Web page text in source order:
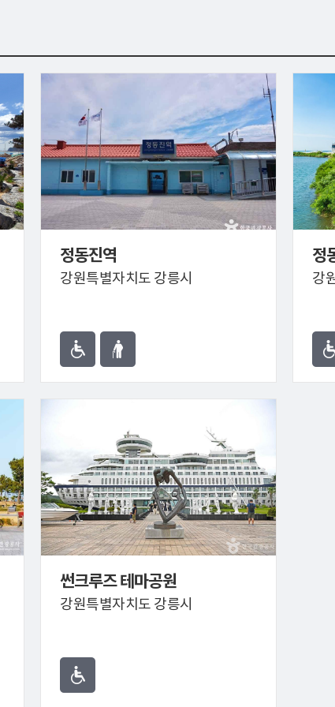
정동진역
강원특별자치도 강릉시
정
강
썬크루즈 테마공원
강원특별자치도 강릉시